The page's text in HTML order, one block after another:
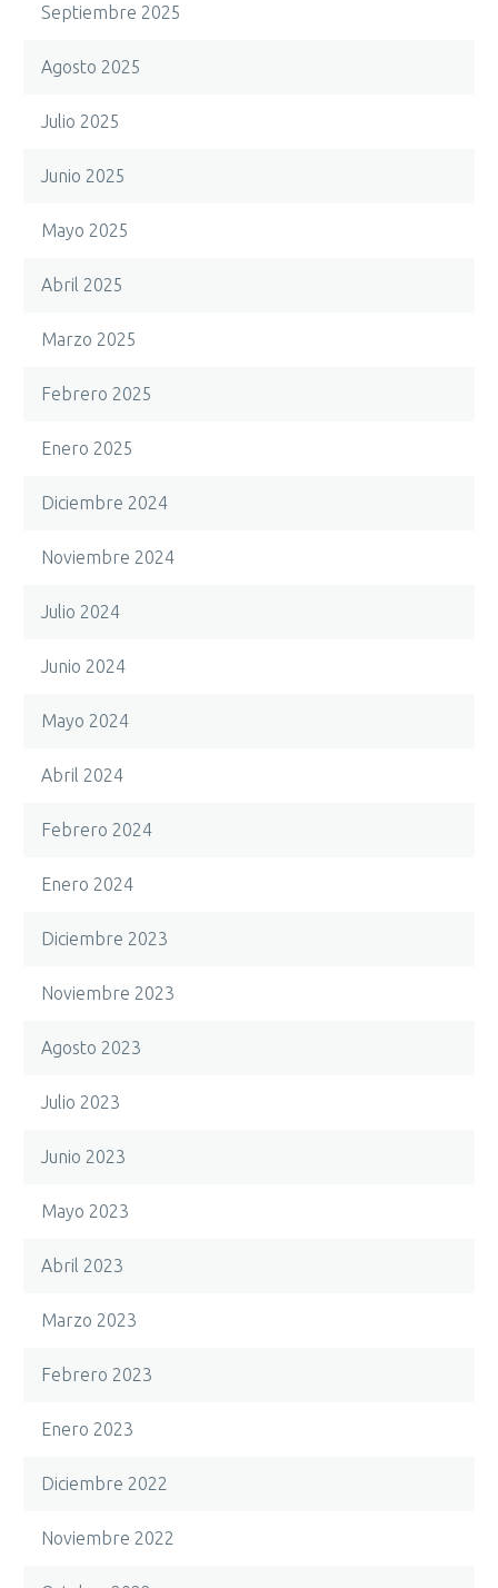
Septiembre 2025
Agosto 2025
Julio 2025
Junio 2025
Mayo 2025
Abril 2025
Marzo 2025
Febrero 2025
Enero 2025
Diciembre 2024
Noviembre 2024
Julio 2024
Junio 2024
Mayo 2024
Abril 2024
Febrero 2024
Enero 2024
Diciembre 2023
Noviembre 2023
Agosto 2023
Julio 2023
Junio 2023
Mayo 2023
Abril 2023
Marzo 2023
Febrero 2023
Enero 2023
Diciembre 2022
Noviembre 2022